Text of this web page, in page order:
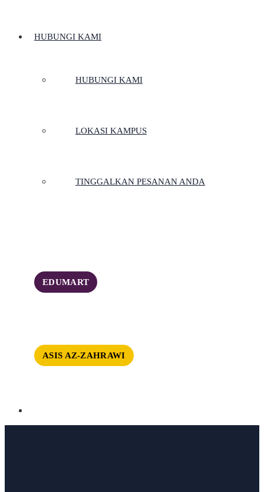
HUBUNGI KAMI
HUBUNGI KAMI
LOKASI KAMPUS
TINGGALKAN PESANAN ANDA
EDUMART
ASIS AZ-ZAHRAWI